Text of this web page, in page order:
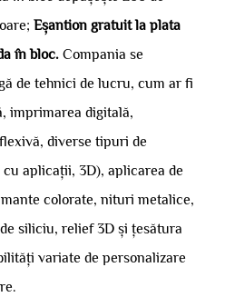
Eșantion gratuit la plata
în bloc. Compania se
de tehnici de lucru, cum ar fi
imprimarea digitală,
diverse tipuri de
aplicații, 3D), aplicarea de
colorate, nituri metalice,
siliciu, relief 3D și țesătura
variate de personalizare